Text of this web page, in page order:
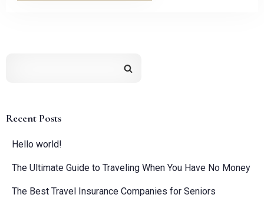
Recent Posts
Hello world!
The Ultimate Guide to Traveling When You Have No Money
The Best Travel Insurance Companies for Seniors